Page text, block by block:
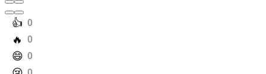
️👍 0
️🔥 0
️😄 0